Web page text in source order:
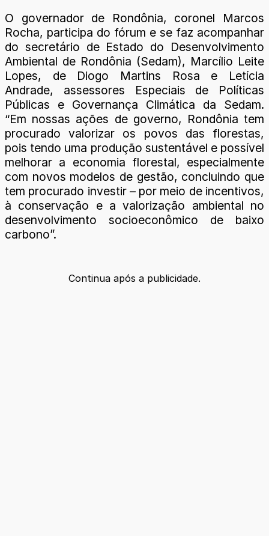
O governador de Rondônia, coronel Marcos
Rocha, participa do fórum e se faz acompanhar
do secretário de Estado do Desenvolvimento
Ambiental de Rondônia (Sedam), Marcílio Leite
Lopes, de Diogo Martins Rosa e Letícia
Andrade, assessores Especiais de Políticas
Públicas e Governança Climática da Sedam.
“Em nossas ações de governo, Rondônia tem
procurado valorizar os povos das florestas,
pois tendo uma produção sustentável e possível
melhorar a economia florestal, especialmente
com novos modelos de gestão, concluindo que
tem procurado investir – por meio de incentivos,
à conservação e a valorização ambiental no
desenvolvimento socioeconômico de baixo
carbono”.
Continua após a publicidade.